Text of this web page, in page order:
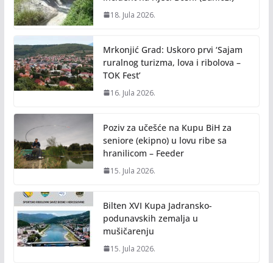
18. Jula 2026.
Mrkonjić Grad: Uskoro prvi ‘Sajam
ruralnog turizma, lova i ribolova –
TOK Fest’
16. Jula 2026.
Poziv za učešće na Kupu BiH za
seniore (ekipno) u lovu ribe sa
hranilicom – Feeder
15. Jula 2026.
Bilten XVI Kupa Jadransko-
podunavskih zemalja u
mušičarenju
15. Jula 2026.